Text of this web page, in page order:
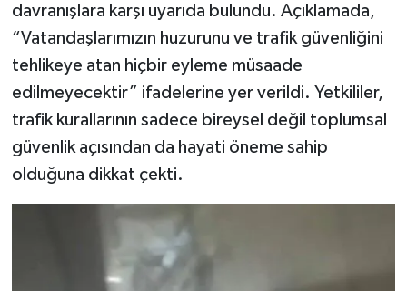
davranışlara karşı uyarıda bulundu. Açıklamada,
“Vatandaşlarımızın huzurunu ve trafik güvenliğini
tehlikeye atan hiçbir eyleme müsaade
edilmeyecektir” ifadelerine yer verildi. Yetkililer,
trafik kurallarının sadece bireysel değil toplumsal
güvenlik açısından da hayati öneme sahip
olduğuna dikkat çekti.